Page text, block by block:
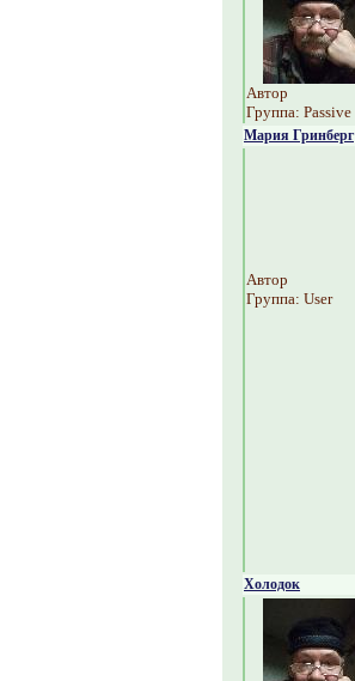
Автор
Группа: Passive
Мария Гринберг
Автор
Группа: User
Холодок